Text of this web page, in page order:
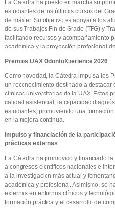
La Cátedra ha puesto en marcha su
estudiantes de los últimos cursos del
de máster. Su objetivo es apoyar a los
de sus Trabajos Fin de Grado (TFG) y
facilitando recursos y acompañamiento
académica y la proyección profesional
Premios UAX OdontoXperience 2026
Como novedad, la Cátedra impulsa los
un reconocimiento destinado a
clínicas universitarias de la UAX. Estos
calidad asistencial, la capacidad
estudiantes, promoviendo una
en la mejora continua.
Impulso y financiación de la
prácticas externas
La Cátedra ha promovido y financiado
a congresos científicos nacionales e
a la investigación más actual y
académica y profesional. Asimismo, se
externas en entornos clínicos y
formación práctica y el desarrollo de